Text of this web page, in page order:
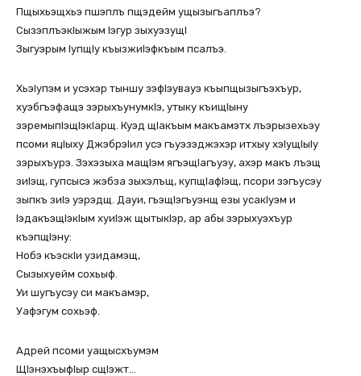
Пщыхьэщхьэ пшэплъ пщэдейм ущызыгъаплъэ?
СызэплъэкIыжым Iэгур зыхуэзущI
Зыгуэрым IупщIу къызжиIэфкъым псалъэ.
ХьэIупэм и усэхэр тыншу зэфIэувауэ къыпщызыгъэхъур,
хуэбгъэфащэ зэрыхъунумкIэ, утыку къищIыну
зэремыпIэщIэкIарщ. Куэд щIакъым макъамэтх лъэрызехьэу
псоми яцIыху ДжэбрэIил усэ гъуэзэджэхэр итхыу хэIущIыIу
зэрыхъурэ. Зэхэзыха мащIэм ягъэщIагъуэу, ахэр макъ лъэщ
зиIэщ, гупсысэ жэбза зыхэлъщ, купщIафIэщ, псори зэгъусэу
зыпкъ зиIэ уэрэдщ. Дауи, гъэщIэгъуэнщ езы усакIуэм и
IэдакъэщIэкIым хуиIэж щытыкIэр, ар абы зэрыхуэхъур
къэпщIэну:
Нобэ къэскIи узидамэщ,
Сызыхуейм сохьыф.
Уи шугъусэу си макъамэр,
Уафэгум сохьэф.
Адрей псоми уащысхъумэм
ЩIэнэхъыфIыр сщIэжт…